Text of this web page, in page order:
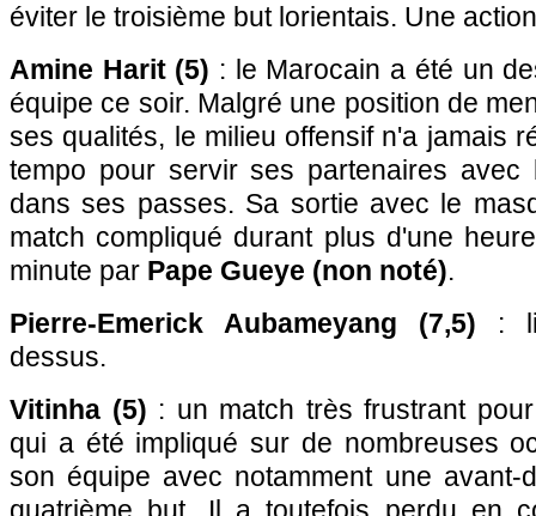
éviter le troisième but lorientais. Une
Amine Harit (5) : le Marocain a été un
équipe ce soir. Malgré une position de
ses qualités, le milieu offensif n'a jamais
tempo pour servir ses partenaires avec
dans ses passes. Sa sortie avec le
match compliqué durant plus d'une
minute par Pape Gueye (non noté).
Pierre-Emerick Aubameyang (7,5) :
dessus.
Vitinha (5) : un match très frustrant
qui a été impliqué sur de nombreuses
son équipe avec notamment une avant-